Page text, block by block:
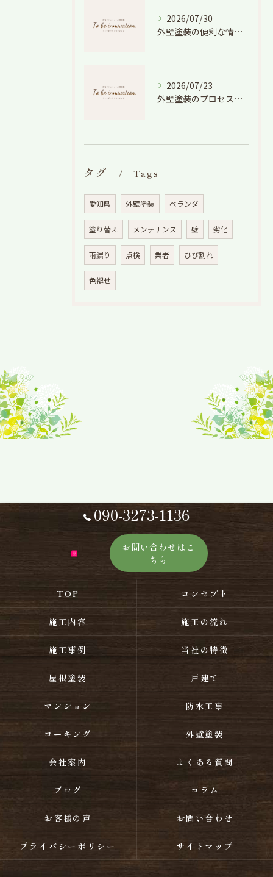
2026/07/30
外壁塗装の便利な情報と失敗しない色や費用判断のコツを徹底解説
2026/07/23
外壁塗装のプロセスを愛知県でスムーズに進めるための工程と費用徹底解説
タグ Tags
愛知県 外壁塗装 ベランダ
塗り替え メンテナンス 壁 劣化
雨漏り 点検 業者 ひび割れ
色褪せ
090-3273-1136
お問い合わせはこ
ちら
TOP コンセプト
施工内容 施工の流れ
施工事例 当社の特徴
屋根塗装 戸建て
マンション 防水工事
コーキング 外壁塗装
会社案内 よくある質問
ブログ コラム
お客様の声 お問い合わせ
プライバシーポリシー サイトマップ